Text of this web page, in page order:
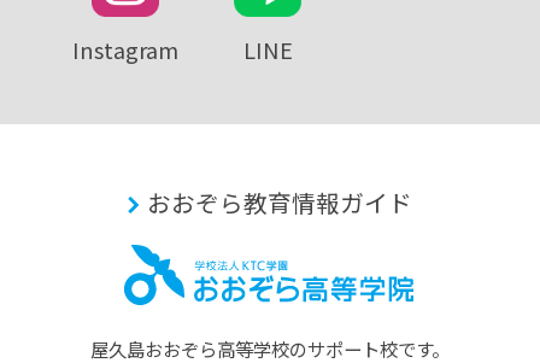
Instagram LINE
おおぞら教育情報ガイド
屋久島おおぞら⾼等学校のサポート校です。